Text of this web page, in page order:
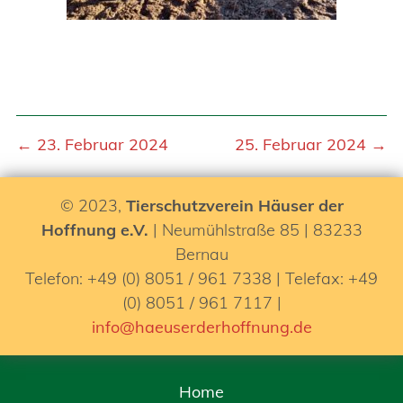
← 23. Februar 2024 25. Februar 2024 →
© 2023, Tierschutzverein Häuser der
Hoffnung e.V. | Neumühlstraße 85 | 83233
Bernau
Telefon: +49 (0) 8051 / 961 7338 | Telefax: +49
(0) 8051 / 961 7117 |
info@haeuserderhoffnung.de
Home